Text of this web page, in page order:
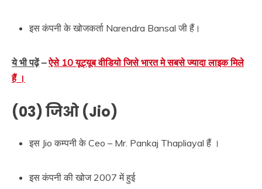
इस कंपनी के खोजकर्ता Narendra Bansal जी हैं।
ये भी पढ़ें– ऐसे 10 यूट्यूब वीडियो जिसे भारत मे सबसे ज्यादा लाइक मिले
हैं ।
(03) जिओ (Jio)
इस Jio कम्पनी के Ceo – Mr. Pankaj Thapliayal हैं ।
इस कंपनी की खोज 2007 में हुई